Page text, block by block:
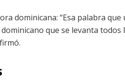
dominicana: “Esa palabra que
que se levanta todos